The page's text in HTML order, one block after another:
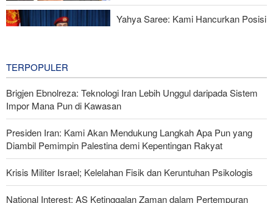
Yahya Saree: Kami Hancurkan Posisi
TERPOPULER
Brigjen Ebnolreza: Teknologi Iran Lebih Unggul daripada Sistem
Impor Mana Pun di Kawasan
Presiden Iran: Kami Akan Mendukung Langkah Apa Pun yang
Diambil Pemimpin Palestina demi Kepentingan Rakyat
Krisis Militer Israel; Kelelahan Fisik dan Keruntuhan Psikologis
National Interest: AS Ketinggalan Zaman dalam Pertempuran